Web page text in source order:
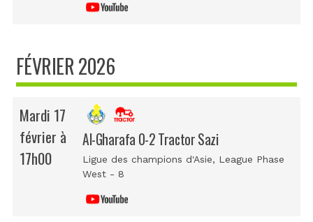
FÉVRIER 2026
Mardi 17
février à
17h00
Al-Gharafa 0-2 Tractor Sazi
Ligue des champions d'Asie, League Phase
West - 8